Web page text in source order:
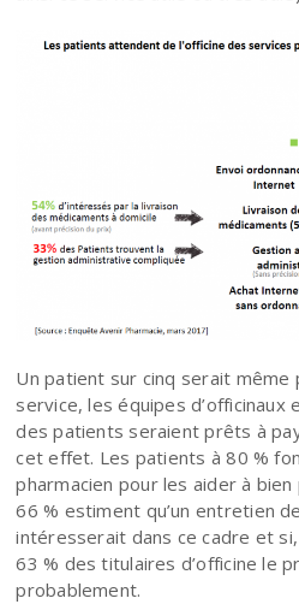
Un patient sur cinq serait même
service, les équipes d’officinaux
des patients seraient prêts à
cet effet. Les patients à 80 %
pharmacien pour les aider à
66 % estiment qu’un entretien
intéresserait dans ce cadre et
63 % des titulaires d’officine le
probablement.